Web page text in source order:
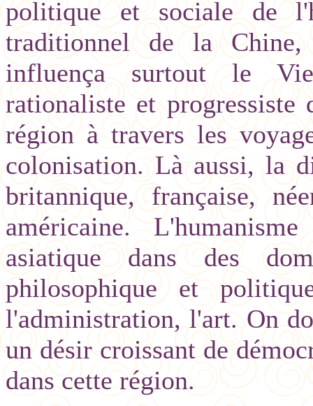
politique et sociale de
traditionnel de la Chine,
influença surtout le
rationaliste et progressiste
région à travers les
colonisation. Là aussi, la
britannique, française,
américaine.
asiatique dans des
philosophique et
l'administration, l'art. On
un désir croissant de
dans cette région.